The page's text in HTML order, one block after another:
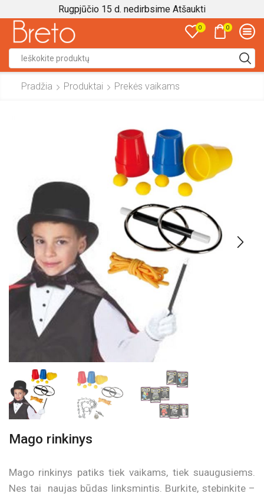
Rugpjūčio 15 d. nedirbsime Atšaukti
0 0
input
Pradžia Produktai Prekės vaikams
Mago rinkinys
Mago rinkinys patiks tiek vaikams, tiek suaugusiems.
Nes tai naujas būdas linksmintis. Burkite, stebinkite –